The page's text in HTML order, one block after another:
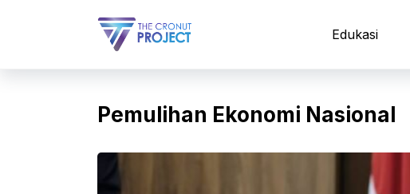
Edukasi
Pemulihan Ekonomi Nasional